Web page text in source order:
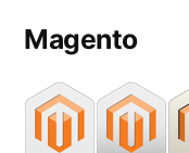
Magento